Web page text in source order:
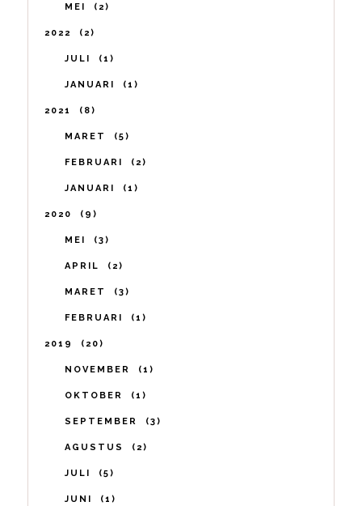
MEI 2
2022 2
JULI 1
JANUARI 1
2021 8
MARET 5
FEBRUARI 2
JANUARI 1
2020 9
MEI 3
APRIL 2
MARET 3
FEBRUARI 1
2019 20
NOVEMBER 1
OKTOBER 1
SEPTEMBER 3
AGUSTUS 2
JULI 5
JUNI 1